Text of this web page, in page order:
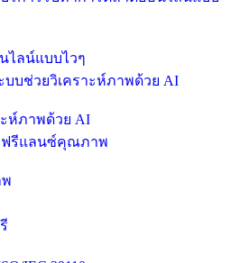
ไลน์แบบไวๆ
ห์ภาพด้วย AI